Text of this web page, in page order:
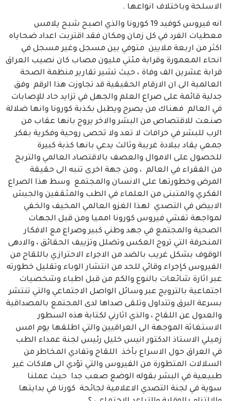
الاسلحة وباختلاف انواعها .
انه فيروس كوفيد 19 كورونا والذي اصبح شبح يلامس
معطيات الفرد في كل زمان ومكان فقد اقتربت اعداد ضحاياه
اكثر من اربعة ملايين متوفي بين مسجل وغير مسجل في
انحاء المعمورة وقرابة مئتي مليون مصاب كان نصيب العراق
قرابة عشرين الف وفاة ، حيث تشير تقارير منظمة الصحة
العالمية الى ان الارقام الحقيقية قد تجاوزت هذا الرقم وفق
جدلية قائمة على صراع العلم والجهل في تزايد حاد للإصابات
في العالم فهناك من يصرح ويطبل بكذبة كورونا وانها ضلالة
صنعت للاقتصاص من البشر والاخر يروج بانها عقاب من
الرب للبشر في خرافات لا تعد ولا تحصى روحية وفكرية بفكر
جمعي يقاد ببلادة غريبة وثالث يدعي بانها كذبة كبيرة
للحصول على الاموال والعصف بالاقتصاد العالمي والتربح
من الفقراء في العالم ، ومن جهة اخرى تنبه الى حقيقة
المرض وخطورتها على الانسان والمجتمع وسط هذا الصراع
الفكري والمتبنى من العلماء في الطب والمثقفين والجيش
الابيض في التصدي لهذا الغزو العالمي المخيف والخفي
لمواجهة تفشي فيروس كورونا امميا ومن قبل الجهات
الصحية والمجتمع في جهد وطني كبير وصراع مع الافكار
المنحرفة التي تروج العكس وتضلل وتزييف الحقائق ، والادهى
الوقوف بشكل غريب بالضد من الاجراء الاحترازي باللقاح من
الفيروس كإجراء وقائي للحد من انتشار الوباء وتقليل خطورته
عبر اثارة شائعات بالنوع والكم من قبل اطباء وشخصيات
اجتماعية بالترويج عبر وسائل الواصل الاجتماعي والتي تنتشر
بسرعة البرق وتتداول وتلقى صداها لدى المجتمع بالمصداقية
والعدول عن اللقاح ، والذي اثارني لكتابة هذه السطور
الاستغاثة الموجهة الى العراقيين والتي اطلقها يوم امس
زميلي الاستاذ الدكتور انيس خليل رئيس لجنة عمداء الطب
في العراق حول الاسراع بأخذ اللقاح وتفادي المخاطر من
السلالات المتطورة من الفيروس والتي تؤدي الى هلاكات غير
طبيعية في البشر بقوله الوضع صعب جدا حيث عملنا
سوية في لجنة التصدي الاعلامية لجائحة كورنا في بدايتها